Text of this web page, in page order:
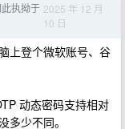
执拗于 2025 年 12 月
10 日
上登个微软账号、谷
动态密码支持相对
多少不同。